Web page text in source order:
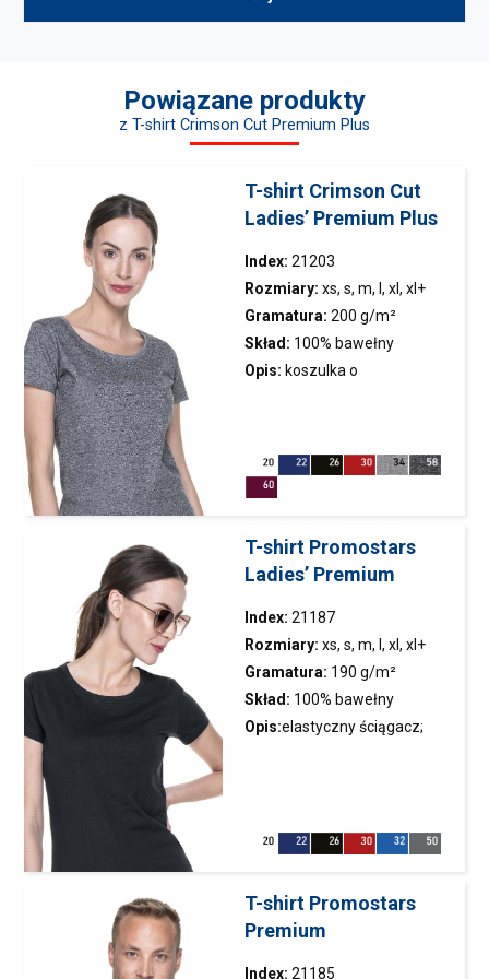
Powiązane produkty
z T-shirt Crimson Cut Premium Plus
T-shirt Crimson Cut
Ladies’ Premium Plus
Index: 21203
Rozmiary: xs, s, m, l, xl, xl+
Gramatura: 200 g/m²
Skład: 100% bawełny
czesanej ring-spun; kolor 34:
Opis: koszulka o
gładki materiał; taśma
wzmacniająca na ramionach;
certyfikat OEKO-TEX
T-shirt Promostars
Ladies’ Premium
Index: 21187
Rozmiary: xs, s, m, l, xl, xl+
Gramatura: 190 g/m²
Skład: 100% bawełny
półczesanej ring-spun; kolor
Opis:elastyczny ściągacz;
single jersey; kontrastowa
T-shirt Promostars
Premium
Index: 21185